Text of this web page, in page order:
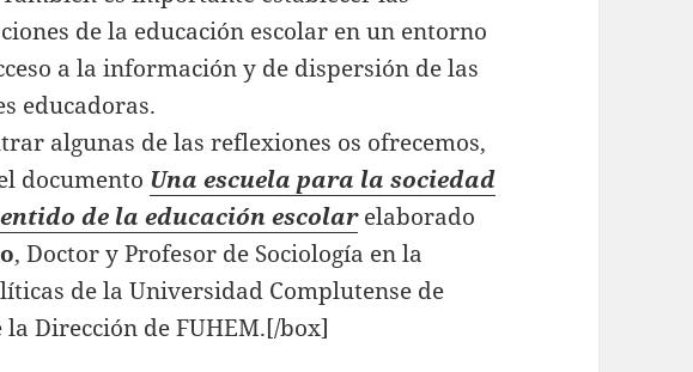
de la educación escolar en un entorno
a la información y de dispersión de las
educadoras.
algunas de las reflexiones os ofrecemos,
documento Una escuela para la sociedad
de la educación escolarelaborado
, Doctor y Profesor de Sociología en la
de la Universidad Complutense de
Dirección de FUHEM.[/box]